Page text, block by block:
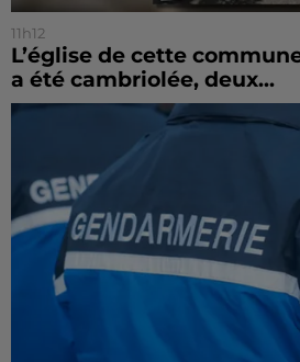
11h12
L’église de cette
a été cambriolée, deux...